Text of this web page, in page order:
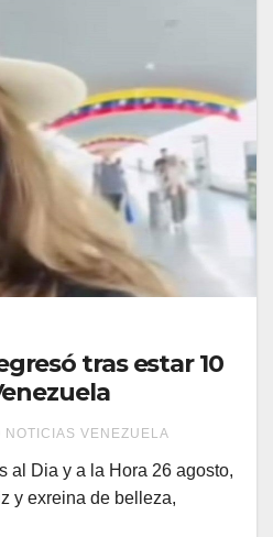
tras estar 10
NOTICIAS VENEZUELA
al Dia y a la Hora 26 agosto,
y exreina de belleza,